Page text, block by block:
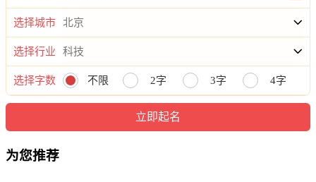
选择城市
选择行业
选择字数 不限 2字 3字 4字
为您推荐